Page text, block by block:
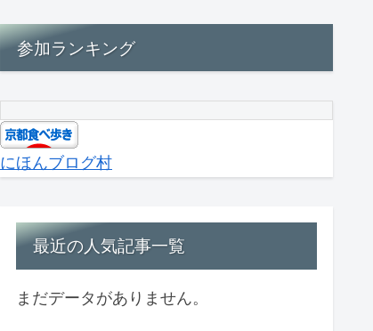
参加ランキング
にほんブログ村
最近の人気記事一覧
まだデータがありません。